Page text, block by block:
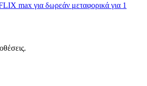
max για δωρεάν μεταφορικά για 1